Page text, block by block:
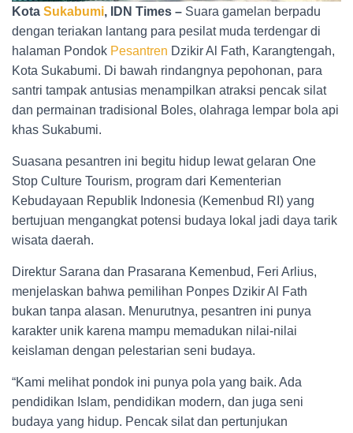
Kota Sukabumi, IDN Times – Suara gamelan berpadu
dengan teriakan lantang para pesilat muda terdengar di
halaman Pondok Pesantren Dzikir Al Fath, Karangtengah,
Kota Sukabumi. Di bawah rindangnya pepohonan, para
santri tampak antusias menampilkan atraksi pencak silat
dan permainan tradisional Boles, olahraga lempar bola api
khas Sukabumi.
Suasana pesantren ini begitu hidup lewat gelaran One
Stop Culture Tourism, program dari Kementerian
Kebudayaan Republik Indonesia (Kemenbud RI) yang
bertujuan mengangkat potensi budaya lokal jadi daya tarik
wisata daerah.
Direktur Sarana dan Prasarana Kemenbud, Feri Arlius,
menjelaskan bahwa pemilihan Ponpes Dzikir Al Fath
bukan tanpa alasan. Menurutnya, pesantren ini punya
karakter unik karena mampu memadukan nilai-nilai
keislaman dengan pelestarian seni budaya.
“Kami melihat pondok ini punya pola yang baik. Ada
pendidikan Islam, pendidikan modern, dan juga seni
budaya yang hidup. Pencak silat dan pertunjukan